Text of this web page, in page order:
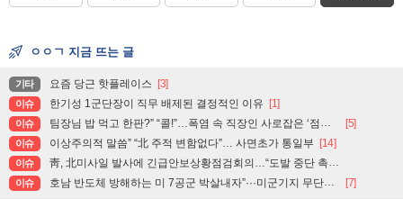
ㅇㅇㄱ 지금 뜨는 글
기타 요즘 당근 핫플레이스 [3]
이슈 한기성 1군단장이 직무 배제된 결정적인 이유 [1]
이슈 팀장님 밥 먹고 한판?” “콜!”…폭염 속 직장인 사로잡은 ‘점심 몰캉스’ [5]
이슈 이상주의적 말씀” “北 주적 변함없다”… 사면초가 통일부 [14]
이슈 靑, 北미사일 발사에 긴급안보상황점검회의…“도발 중단 촉구”
이슈 호남 반도체 방해하는 미 7공군 박살내자”···미군기지 무단침입 대학생단체 회원 3명 구속, 1명은 기각 [7]